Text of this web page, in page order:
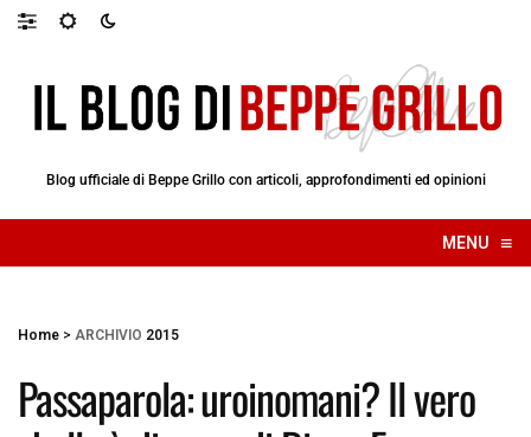
Blog ufficiale di Beppe Grillo con articoli, approfondimenti ed opinioni
MENU ≡
☰
Home > ARCHIVIO 2015
Passaparola: uroinomani? Il vero